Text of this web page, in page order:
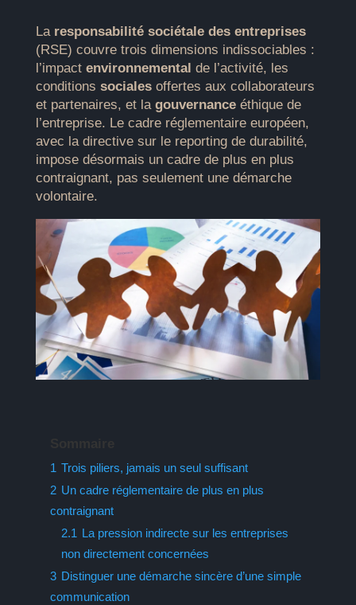
La responsabilité sociétale des entreprises
(RSE) couvre trois dimensions indissociables :
l’impact environnemental de l’activité, les
conditions socialesoffertes aux collaborateurs
et partenaires, et la gouvernanceéthique de
l’entreprise. Le cadre réglementaire européen,
avec la directive sur le reporting de durabilité,
impose désormais un cadre de plus en plus
contraignant, pas seulement une démarche
volontaire.
1 Trois piliers, jamais un seul suffisant
2 Un cadre réglementaire de plus en plus
contraignant
2.1 La pression indirecte sur les entreprises
non directement concernées
3 Distinguer une démarche sincère d’une simple
communication